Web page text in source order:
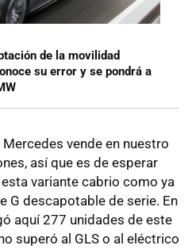
de la movilidad
su error y se pondrá a
Mercedes vende en nuestro
así que es de esperar
variante cabrio como ya
G descapotable de serie. En
aquí 277 unidades de este
superó al GLS o al eléctrico